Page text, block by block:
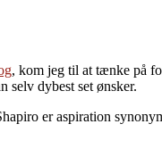
, kom jeg til at tænke på
selv dybest set ønsker.
er aspiration